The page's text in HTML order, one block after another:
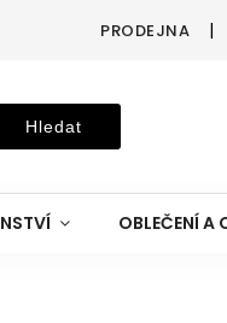
PRODEJNA
Hledat
OBLEČENÍ A